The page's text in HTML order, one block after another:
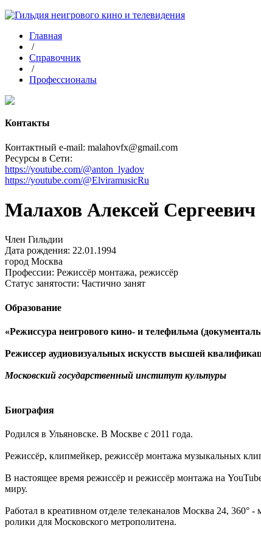
Главная
/
Справочник
/
Профессионалы
Контакты
Контактный e-mail: malahovfx@gmail.com
Ресурсы в Сети:
https://youtube.com/@anton_lyadov
https://youtube.com/@ElviramusicRu
Малахов Алексей Сергеевич
Член Гильдии
Дата рождения: 22.01.1994
город Москва
Профессии: Режиссёр монтажа, режиссёр
Статус занятости: Частично занят
Образование
«Режиссура неигрового кино- и телефильма
Режиссер аудиовизуальных искусств высшей
Московский государственный институт культуры
Биография
Родился в Ульяновске. В Москве с 2011 года.
Режиссёр, клипмейкер, режиссёр монтажа музыкальных
В настоящее время режиссёр и режиссёр монтажа на
миру.
Работал в креативном отделе телеканалов Москва 24,
ролики для Московского метрополитена.